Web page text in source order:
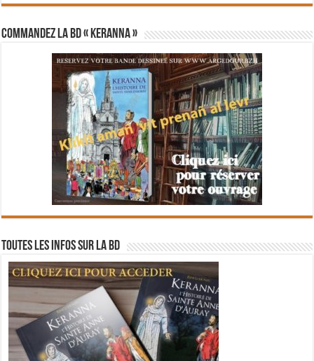
Commandez la BD « Keranna »
Toutes les infos sur la BD